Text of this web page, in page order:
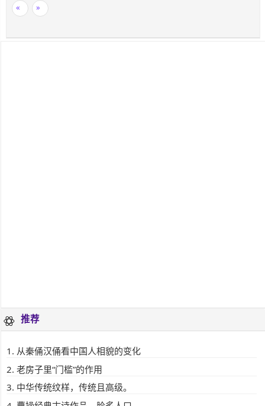
« »
推荐
从秦俑汉俑看中国人相貌的变化
老房子里“门槛”的作用
中华传统纹样，传统且高级。